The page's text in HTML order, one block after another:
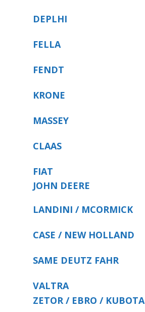
DEPLHI
FELLA
FENDT
KRONE
MASSEY
CLAAS
FIAT
JOHN DEERE
LANDINI / MCORMICK
CASE / NEW HOLLAND
SAME DEUTZ FAHR
VALTRA
ZETOR / EBRO / KUBOTA